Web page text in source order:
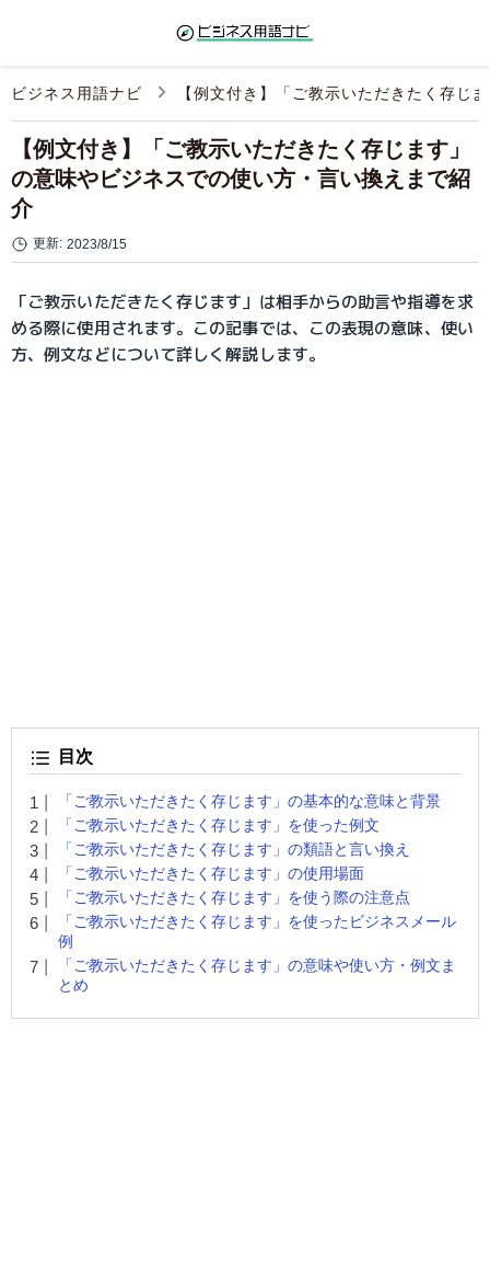
ビジネス用語ナビ 【例文付き】「ご教示いただきたく存じ
【例文付き】「ご教示いただきたく存じます」
の意味やビジネスでの使い方・言い換えまで紹
介
更新: 2023/8/15
「ご教示いただきたく存じます」は相手からの助言や指導を求
める際に使用されます。この記事では、この表現の意味、使い
方、例文などについて詳しく解説します。
目次
「ご教示いただきたく存じます」の基本的な意味と背景
「ご教示いただきたく存じます」を使った例文
「ご教示いただきたく存じます」の類語と言い換え
「ご教示いただきたく存じます」の使用場面
「ご教示いただきたく存じます」を使う際の注意点
「ご教示いただきたく存じます」を使ったビジネスメール
例
「ご教示いただきたく存じます」の意味や使い方・例文ま
とめ